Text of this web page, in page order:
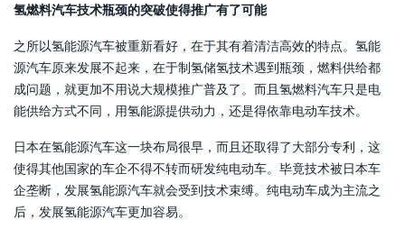
氢燃料汽车技术瓶颈的突破使得推广有了可能
之所以氢能源汽车被重新看好，在于其有着清洁高效的特点。氢能
源汽车原来发展不起来，在于制氢储氢技术遇到瓶颈，燃料供给都
成问题，就更加不用说大规模推广普及了。而且氢燃料汽车只是电
能供给方式不同，用氢能源提供动力，还是得依靠电动车技术。
日本在氢能源汽车这一块布局很早，而且还取得了大部分专利，这
使得其他国家的车企不得不转而研发纯电动车。毕竟技术被日本车
企垄断，发展氢能源汽车就会受到技术束缚。纯电动车成为主流之
后，发展氢能源汽车更加容易。